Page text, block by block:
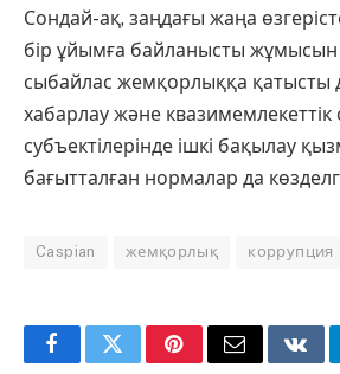
Сондай-ақ, заңдағы жаңа
бір ұйымға байланысты жұмысын
сыбайлас жемқорлыққа қатысты
хабарлау және квазимемлекеттік
субъектілерінде ішкі бақылау
бағытталған нормалар да
Caspian жемқорлық коррупция
FacebookTwitterPinterestEmail